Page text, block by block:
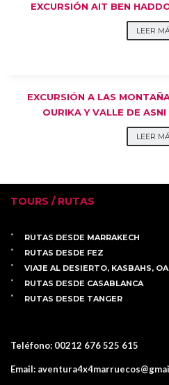
EXCURSIÓN AIT BEN
LEER
EXCURSIÓN A LAS
OURIKA Y VALLE DE
LEER
TOURS / RUTAS
RUTAS DESDE MARRAKECH
RUTAS DESDE FEZ
VIAJE AL DESIERTO, KASBAHS,
RUTAS DESDE CASABLANCA
RUTAS DESDE TANGER
Teléfono: 00212 676 525 615
Email: